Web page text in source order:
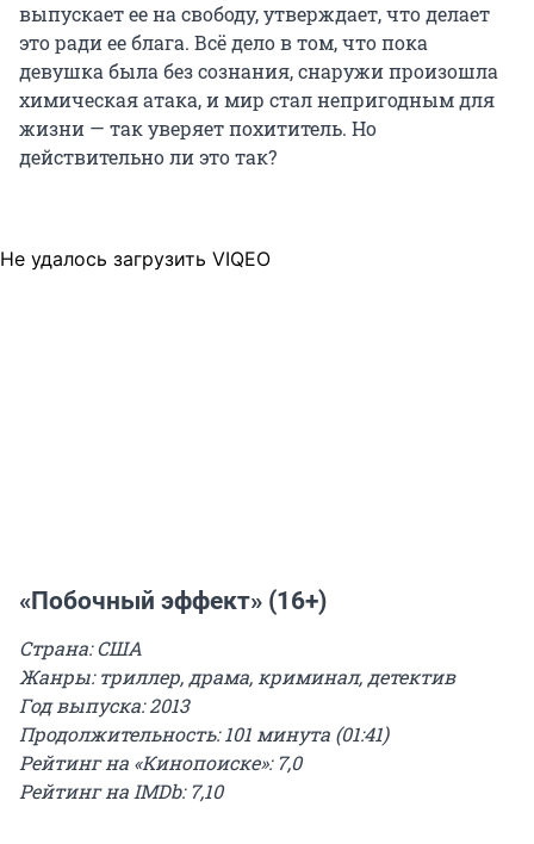
выпускает ее на свободу, утверждает, что делает
это ради ее блага. Всё дело в том, что пока
девушка была без сознания, снаружи произошла
химическая атака, и мир стал непригодным для
жизни — так уверяет похититель. Но
действительно ли это так?
Не удалось загрузить VIQEO
«Побочный эффект» (16+)
Страна: США
Жанры: триллер, драма, криминал, детектив
Год выпуска: 2013
Продолжительность: 101 минута (01:41)
Рейтинг на «Кинопоиске»: 7,0
Рейтинг на IMDb: 7,10